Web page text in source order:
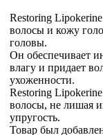
Restoring
волосы и кожу
головы.
Он обеспечивает
влагу и придает
ухоженности.
Restoring
волосы, не лишая
упругость.
Товар был